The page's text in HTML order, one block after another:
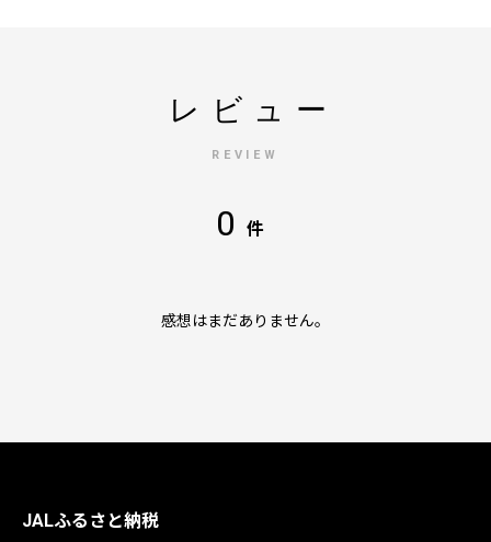
レビュー
REVIEW
0 件
感想はまだありません。
JALふるさと納税